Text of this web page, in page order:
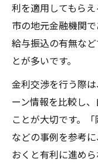
利を適用してもら
市の地元金融機関
給与振込の有無な
とが多いです。
金利交渉を行う際
ーン情報を比較し
ことが大切です。
などの事例を参考
おくと有利に進めら